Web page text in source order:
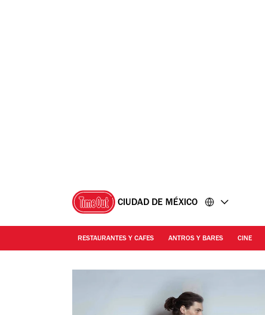
CIUDAD DE MÉXICO
RESTAURANTES Y CAFES ANTROS Y BARES CINE